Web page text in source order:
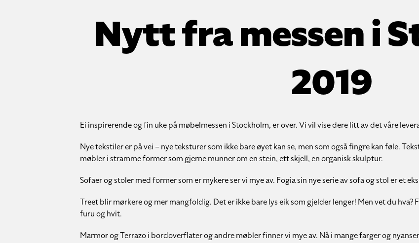
Nytt fra messen i
2019
Ei inspirerende og fin uke på møbelmessen i Stockholm, er over. Vi vil vise dere litt av det våre
Nye tekstiler er på vei – nye teksturer som ikke bare øyet kan se, men som også fingre kan føle.
møbler i stramme former som gjerne munner om en stein, ett skjell, en organisk skulptur.
Sofaer og stoler med former som er mykere ser vi mye av. Fogia sin nye serie av sofa og stol er et
Treet blir mørkere og mer mangfoldig. Det er ikke bare lys eik som gjelder lenger! Men vet du hva?
furu og hvit.
Marmor og Terrazo i bordoverflater og andre møbler finner vi mye av. Nå i mange farger og